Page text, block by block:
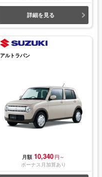
詳細を見る
アルトラパン
月額 10,340 円～
ボーナス月加算あり